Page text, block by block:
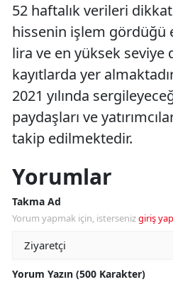
52 haftalık verileri
hissenin işlem gördüğü
lira ve en yüksek seviye
kayıtlarda yer
2021 yılında
paydaşları ve
takip edilmektedir.
Yorumlar
Takma Ad
Yorum yapmak için, istersenizgiriş
Yorum Yazın (500 Karakter)